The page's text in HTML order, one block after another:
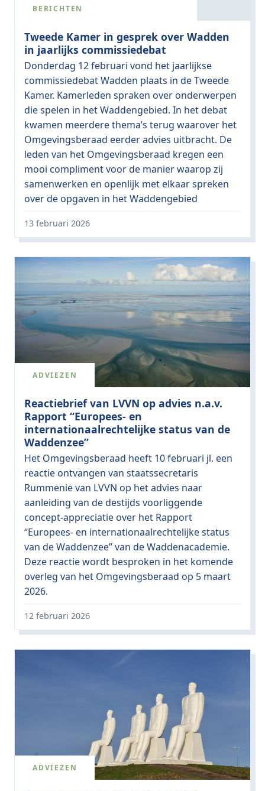
BERICHTEN
Tweede Kamer in gesprek over Wadden
in jaarlijks commissiedebat
Donderdag 12 februari vond het jaarlijkse
commissiedebat Wadden plaats in de Tweede
Kamer. Kamerleden spraken over onderwerpen
die spelen in het Waddengebied. In het debat
kwamen meerdere thema’s terug waarover het
Omgevingsberaad eerder advies uitbracht. De
leden van het Omgevingsberaad kregen een
mooi compliment voor de manier waarop zij
samenwerken en openlijk met elkaar spreken
over de opgaven in het Waddengebied
13 februari 2026
ADVIEZEN
Reactiebrief van LVVN op advies n.a.v.
Rapport “Europees- en
internationaalrechtelijke status van de
Waddenzee”
Het Omgevingsberaad heeft 10 februari jl. een
reactie ontvangen van staatssecretaris
Rummenie van LVVN op het advies naar
aanleiding van de destijds voorliggende
concept-appreciatie over het Rapport
“Europees- en internationaalrechtelijke status
van de Waddenzee” van de Waddenacademie.
Deze reactie wordt besproken in het komende
overleg van het Omgevingsberaad op 5 maart
2026.
12 februari 2026
ADVIEZEN